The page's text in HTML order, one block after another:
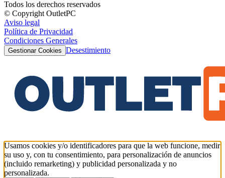
Todos los derechos reservados
© Copyright OutletPC
Aviso legal
Política de Privacidad
Condiciones Generales
Gestionar Cookies Desestimiento
Usamos cookies y/o identificadores para que la web funcione, medir
su uso y, con tu consentimiento, para personalización de anuncios
(incluido remarketing) y publicidad personalizada y no
personalizada.